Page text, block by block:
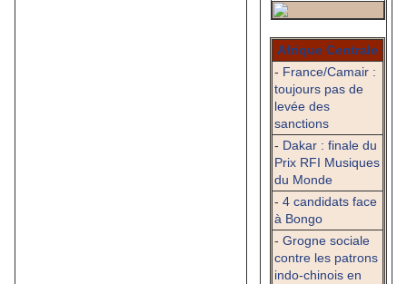
Afrique Centrale
- France/Camair :
toujours pas de
levée des
sanctions
- Dakar : finale du
Prix RFI Musiques
du Monde
- 4 candidats face
à Bongo
- Grogne sociale
contre les patrons
indo-chinois en